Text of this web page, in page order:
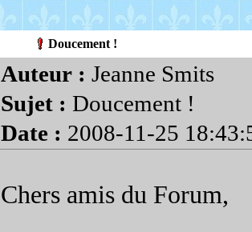
Doucement !
Auteur : Jeanne Smits
Sujet : Doucement !
Date : 2008-11-25
Chers amis du Forum,